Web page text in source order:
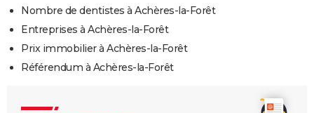
Nombre de dentistes à Achères-la-Forêt
Entreprises à Achères-la-Forêt
Prix immobilier à Achères-la-Forêt
Référendum à Achères-la-Forêt